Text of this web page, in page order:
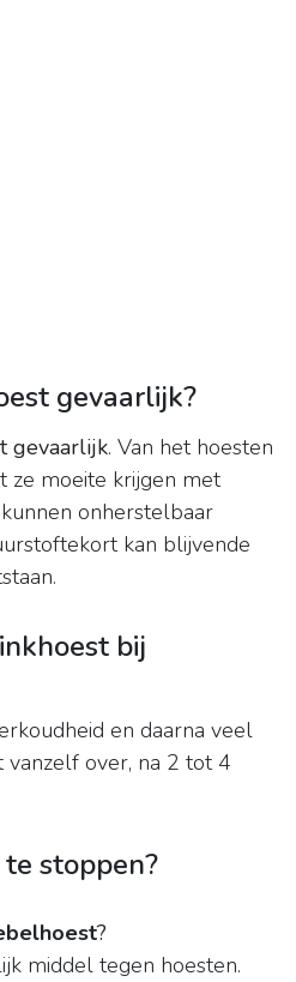
gevaarlijk?
gevaarlijk. Van het hoesten
ze moeite krijgen met
onherstelbaar
kan blijvende
bij
en daarna veel
vanzelf over, na 2 tot 4
stoppen?
?
middel tegen hoesten.